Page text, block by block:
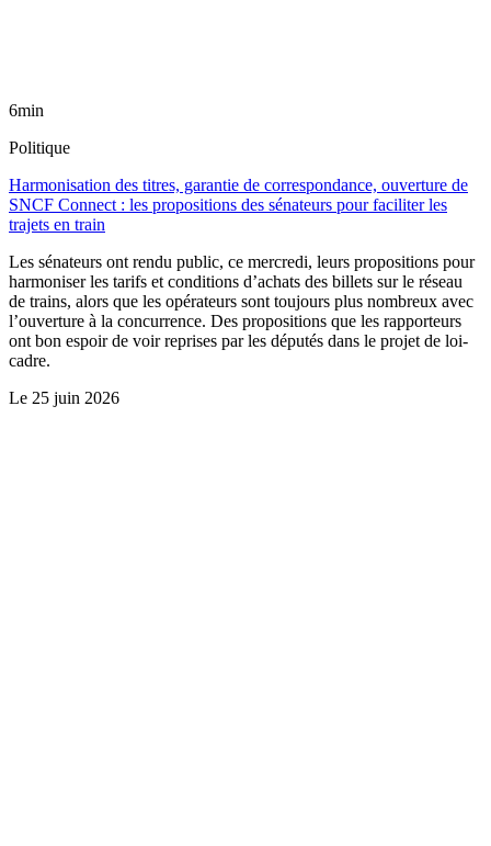
6min
Politique
Harmonisation des titres, garantie de correspondance, ouverture de
SNCF Connect : les propositions des sénateurs pour faciliter les
trajets en train
Les sénateurs ont rendu public, ce mercredi, leurs propositions pour
harmoniser les tarifs et conditions d’achats des billets sur le réseau
de trains, alors que les opérateurs sont toujours plus nombreux avec
l’ouverture à la concurrence. Des propositions que les rapporteurs
ont bon espoir de voir reprises par les députés dans le projet de loi-
cadre.
Le 25 juin 2026